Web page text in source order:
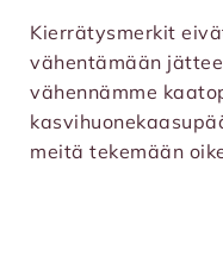
Kierrätysmerkit
vähentämään
vähennämme
meitä tekemään